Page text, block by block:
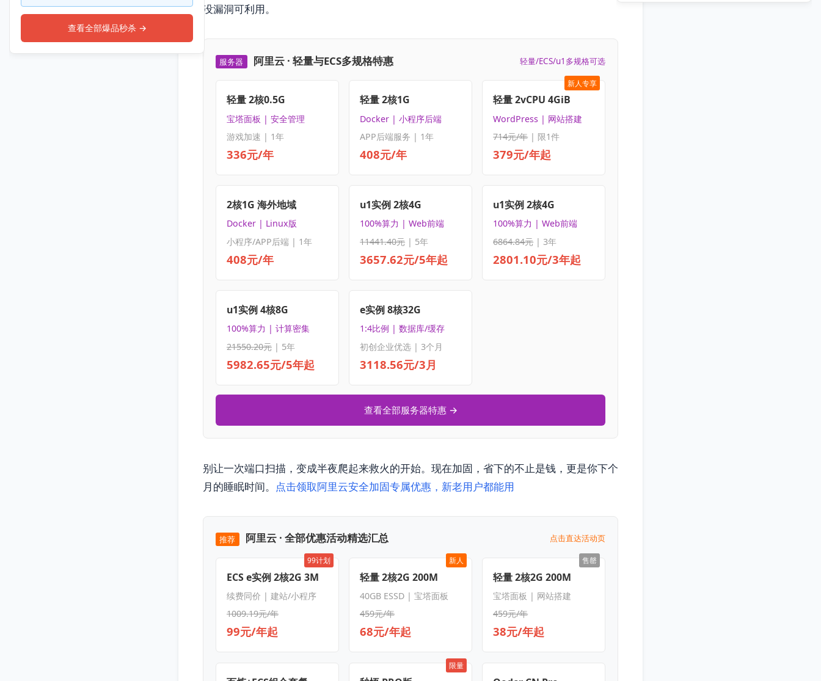
没漏洞可利用。
服务器 阿里云 · 轻量与ECS多规格特惠 轻量/ECS/u1多规格可选
轻量 2核0.5G
宝塔面板 | 安全管理
游戏加速 | 1年
336元/年
轻量 2核1G
Docker | 小程序后端
APP后端服务 | 1年
408元/年
新人专享
轻量 2vCPU 4GiB
WordPress | 网站搭建
714元/年| 限1件
379元/年起
2核1G 海外地域
Docker | Linux版
小程序/APP后端 | 1年
408元/年
u1实例 2核4G
100%算力 | Web前端
11441.40元 | 5年
3657.62元/5年起
u1实例 2核4G
100%算力 | Web前端
6864.84元| 3年
2801.10元/3年起
u1实例 4核8G
100%算力 | 计算密集
21550.20元| 5年
5982.65元/5年起
e实例 8核32G
1:4比例 | 数据库/缓存
初创企业优选 | 3个月
3118.56元/3月
查看全部服务器特惠 →
别让一次端口扫描，变成半夜爬起来救火的开始。现在加固，省下的不止是钱，更是你下个
月的睡眠时间。 点击领取阿里云安全加固专属优惠，新老用户都能用
推荐 阿里云 · 全部优惠活动精选汇总 点击直达活动页
99计划
ECS e实例 2核2G 3M
续费同价 | 建站/小程序
1009.19元/年
99元/年起
新人
轻量 2核2G 200M
40GB ESSD | 宝塔面板
459元/年
68元/年起
售罄
轻量 2核2G 200M
宝塔面板 | 网站搭建
459元/年
38元/年起
限量
查看全部爆品秒杀 →